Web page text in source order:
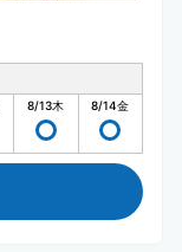
8/13木 8/14金